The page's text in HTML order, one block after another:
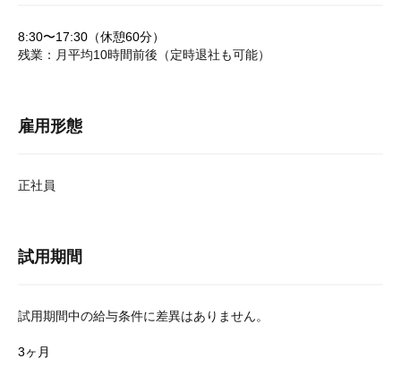
8:30〜17:30（休憩60分）
残業：月平均10時間前後（定時退社も可能）
雇用形態
正社員
試用期間
試用期間中の給与条件に差異はありません。
3ヶ月